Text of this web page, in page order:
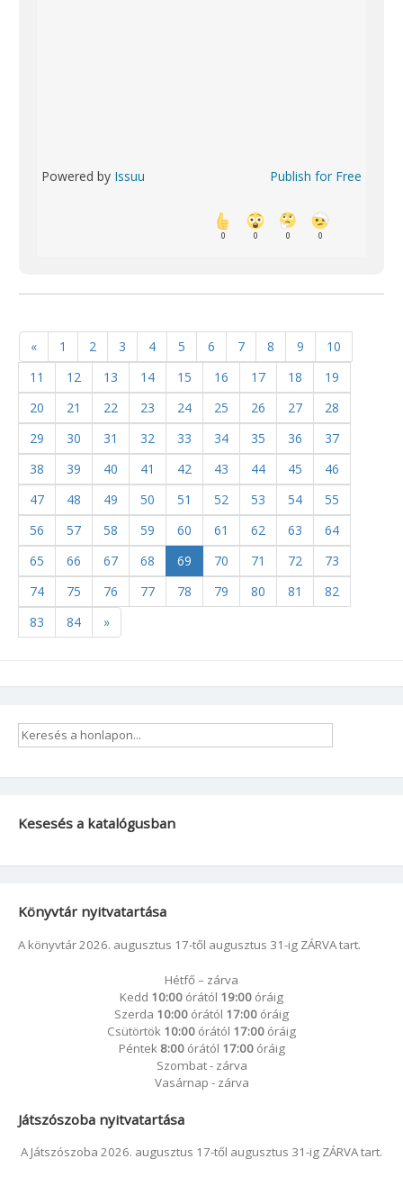
Powered by Issuu Publish for Free
0 0 0 0
« 1 2 3 4 5 6 7 8 9
10
11
12 13 14 15 16 17 18
19
20
21 22 23 24 25 26 27
28
29
30 31 32 33 34 35 36
37
38
39 40 41 42 43 44 45
46
47
48 49 50 51 52 53 54
55
56
57 58 59 60 61 62 63
64
65
66 67 68 69 70 71 72
73
74
75 76 77 78 79 80 81
82
83
84 »
Kesesés a katalógusban
Könyvtár nyitvatartása
A könyvtár 2026. augusztus 17-től augusztus 31-ig ZÁRVA tart.
Hétfő – zárva
Kedd 10:00 órától 19:00 óráig
Szerda 10:00 órától 17:00 óráig
Csütörtök 10:00 órától 17:00 óráig
Péntek 8:00órától 17:00óráig
Szombat - zárva
Vasárnap - zárva
Játszószoba nyitvatartása
A Játszószoba 2026. augusztus 17-től augusztus 31-ig ZÁRVA tart.